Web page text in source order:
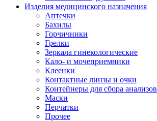
Изделия медицинского назначения
Аптечки
Бахилы
Горчичники
Грелки
Зеркала гинекологические
Кало- и мочеприемники
Клеенки
Контактные линзы и очки
Контейнеры для сбора анализов
Маски
Перчатки
Прочее